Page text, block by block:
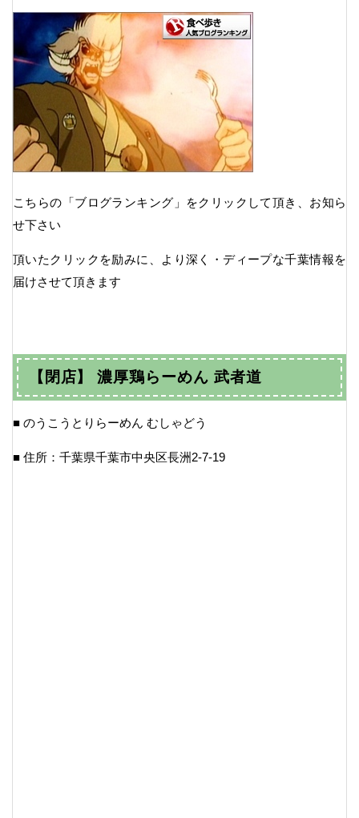
こちらの「ブログランキング」をクリックして頂き、お知ら
せ下さい
頂いたクリックを励みに、より深く・ディープな千葉情報を
届けさせて頂きます
【閉店】 濃厚鶏らーめん 武者道
■ のうこうとりらーめん むしゃどう
■ 住所：千葉県千葉市中央区長洲2-7-19